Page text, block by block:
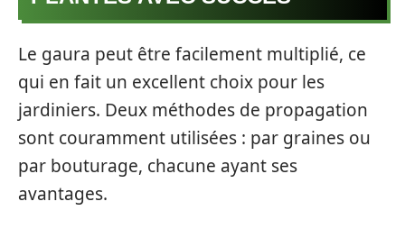
Le gaura peut être facilement multiplié, ce
qui en fait un excellent choix pour les
jardiniers. Deux méthodes de propagation
sont couramment utilisées : par graines ou
par bouturage, chacune ayant ses
avantages.